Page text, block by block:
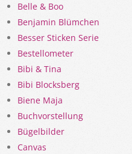
Belle & Boo
Benjamin Blümchen
Besser Sticken Serie
Bestellometer
Bibi & Tina
Bibi Blocksberg
Biene Maja
Buchvorstellung
Bügelbilder
Canvas